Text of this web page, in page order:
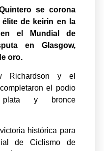
se corona
de keirin en la
el Mundial de
en Glasgow,
oro.
Richardson y el
el podio
y bronce
histórica para
de Ciclismo de